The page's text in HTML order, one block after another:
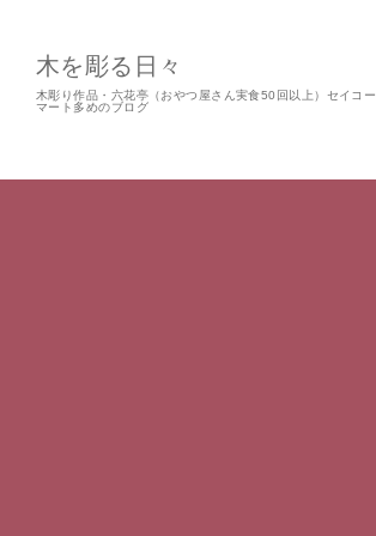
木を彫る日々
木彫り作品・六花亭（おやつ屋さん実食50回以上）セイコー
マート多めのブログ